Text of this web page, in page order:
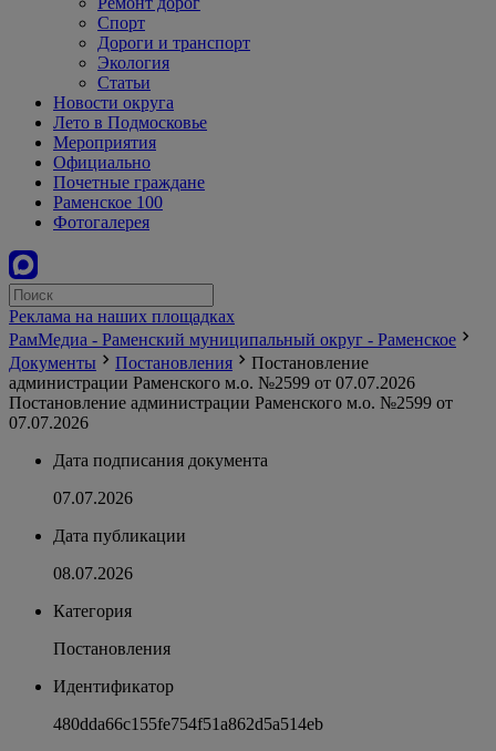
Спорт
Дороги и транспорт
Экология
Статьи
Новости округа
Лето в Подмосковье
Мероприятия
Официально
Почетные граждане
Раменское 100
Фотогалерея
Реклама на наших площадках
РамМедиа - Раменский муниципальный округ - Раменское
Документы
Постановления
Постановление
администрации Раменского м.о. №2599 от 07.07.2026
Постановление администрации Раменского м.о. №2599 от
07.07.2026
Дата подписания документа
07.07.2026
Дата публикации
08.07.2026
Категория
Постановления
Идентификатор
480dda66c155fe754f51a862d5a514eb